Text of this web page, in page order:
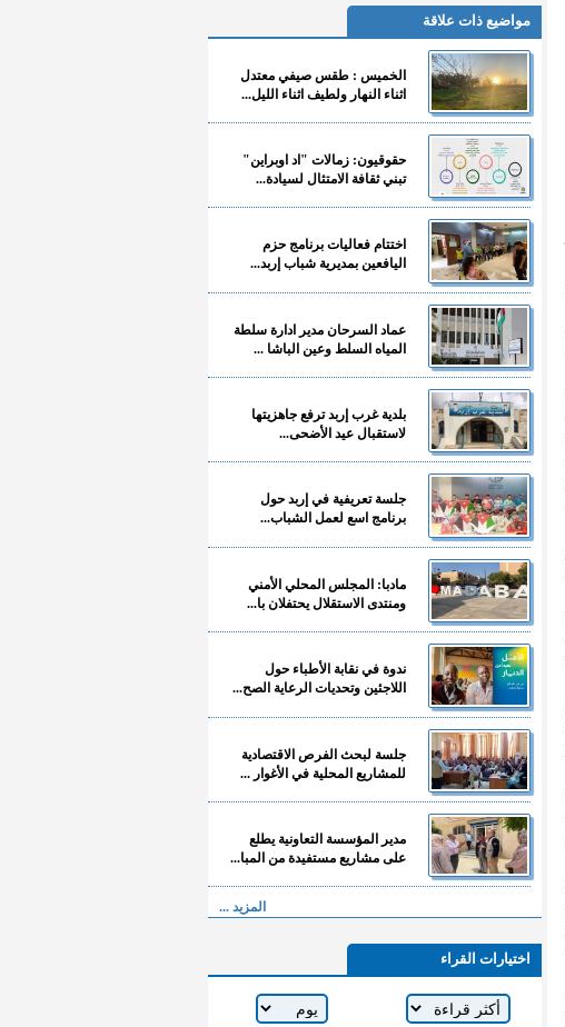
مواضيع ذات علاقة
الخميس : طقس صيفي معتدل
اثناء النهار ولطيف اثناء الليل...
حقوقيون: زمالات "اد اوبراين"
تبني ثقافة الامتثال لسيادة...
اختتام فعاليات برنامج حزم
اليافعين بمديرية شباب إربد...
عماد السرحان مدير ادارة سلطة
المياه السلط وعين الباشا ...
بلدية غرب إربد ترفع جاهزيتها
لاستقبال عيد الأضحى...
جلسة تعريفية في إربد حول
برنامج اسع لعمل الشباب...
مادبا: المجلس المحلي الأمني
ومنتدى الاستقلال يحتفلان با...
ندوة في نقابة الأطباء حول
اللاجئين وتحديات الرعاية الصح...
جلسة لبحث الفرص الاقتصادية
للمشاريع المحلية في الأغوار ...
مدير المؤسسة التعاونية يطلع
على مشاريع مستفيدة من المبا...
المزيد ...
اختيارات القراء